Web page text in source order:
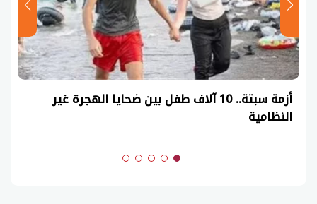
عاجل| نموذج حل امتحان أحياء ثانوية عامة 2026
(السنوات الماضية)